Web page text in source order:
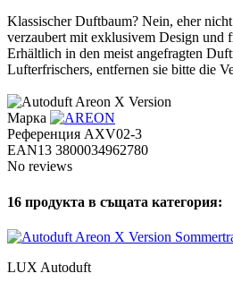
Klassischer Duftbaum? Nein, eher
verzaubert mit exklusivem Design und
Erhältlich in den meist angefragten
Lufterfrischers, entfernen sie bitte die
Марка
Референция AXV02-3
EAN13 3800034962780
No reviews
16 продукта в същата категория:
LUX Autoduft